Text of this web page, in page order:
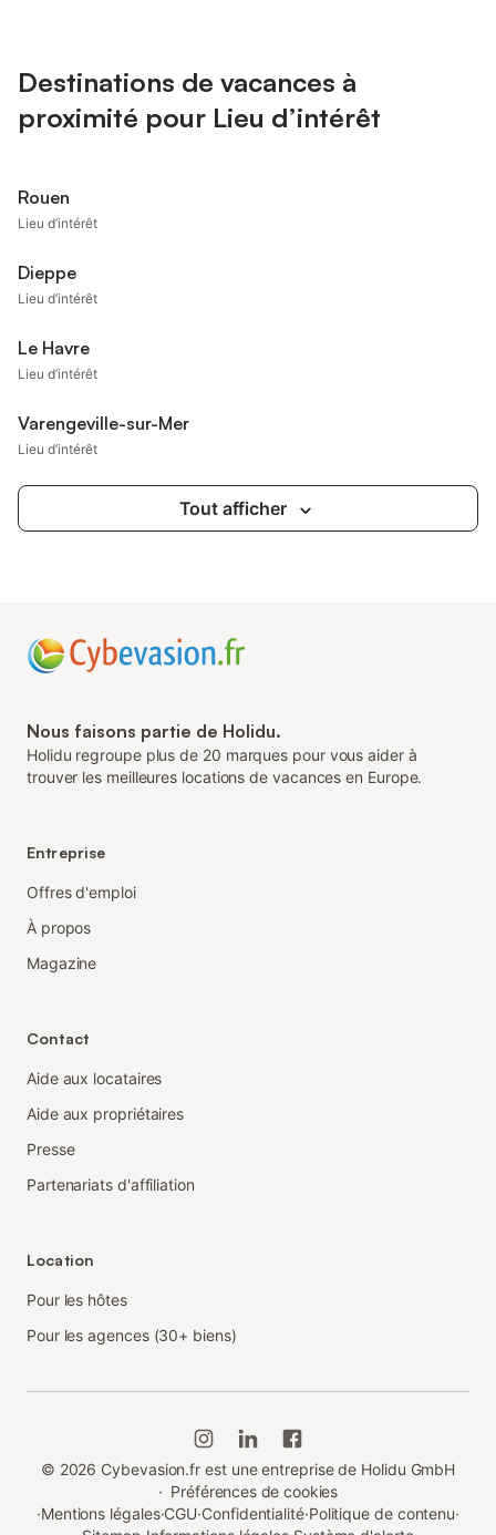
Destinations de vacances à
proximité pour Lieu d’intérêt
Rouen
Lieu d’intérêt
Dieppe
Lieu d’intérêt
Le Havre
Lieu d’intérêt
Varengeville-sur-Mer
Lieu d’intérêt
Tout afficher
Nous faisons partie de Holidu.
Holidu regroupe plus de 20 marques pour vous aider à
trouver les meilleures locations de vacances en Europe.
Entreprise
Offres d'emploi
À propos
Magazine
Contact
Aide aux locataires
Aide aux propriétaires
Presse
Partenariats d'affiliation
Location
Pour les hôtes
Pour les agences (30+ biens)
© 2026 Cybevasion.fr est une entreprise de Holidu GmbH
· Préférences de cookies
·Mentions légales·CGU·Confidentialité·Politique de contenu·